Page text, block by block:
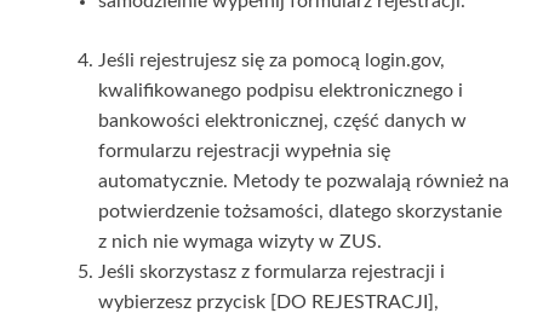
Jeśli rejestrujesz się za pomocą login.gov,
kwalifikowanego podpisu elektronicznego i
bankowości elektronicznej, część danych w
formularzu rejestracji wypełnia się
automatycznie. Metody te pozwalają również na
potwierdzenie tożsamości, dlatego skorzystanie
z nich nie wymaga wizyty w ZUS.
Jeśli skorzystasz z formularza rejestracji i
wybierzesz przycisk [DO REJESTRACJI],